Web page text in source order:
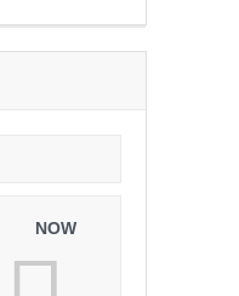
NOW